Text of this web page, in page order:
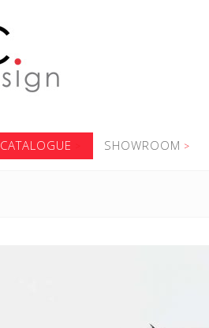
CATALOGUE SHOWROOM